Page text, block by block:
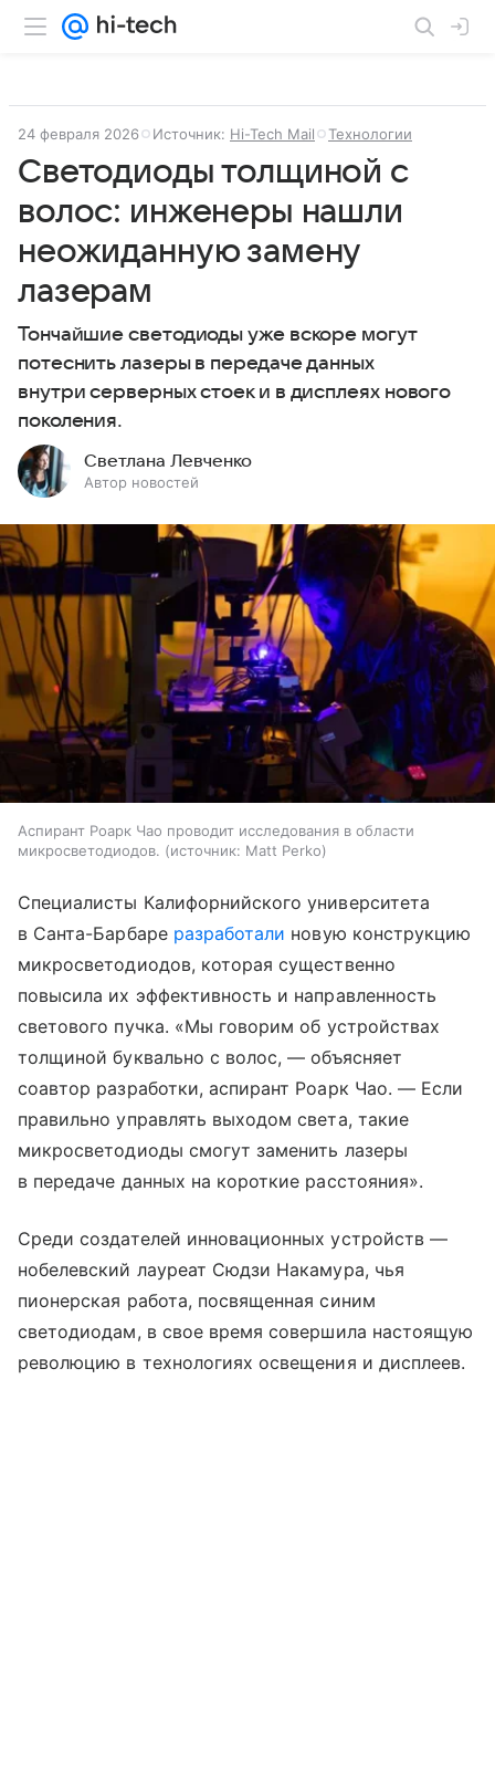
24 февраля 2026 Источник: Hi-Tech Mail Технологии
Светодиоды толщиной с
волос: инженеры нашли
неожиданную замену
лазерам
Тончайшие светодиоды уже вскоре могут
потеснить лазеры в передаче данных
внутри серверных стоек и в дисплеях нового
поколения.
Светлана Левченко
Автор новостей
Аспирант Роарк Чао проводит исследования в области
микросветодиодов.
источник: Matt Perko
Специалисты Калифорнийского университета
в Санта-Барбаре разработали новую конструкцию
микросветодиодов, которая существенно
повысила их эффективность и направленность
светового пучка. «Мы говорим об устройствах
толщиной буквально с волос, — объясняет
соавтор разработки, аспирант Роарк Чао. — Если
правильно управлять выходом света, такие
микросветодиоды смогут заменить лазеры
в передаче данных на короткие расстояния».
Среди создателей инновационных устройств —
нобелевский лауреат Сюдзи Накамура, чья
пионерская работа, посвященная синим
светодиодам, в свое время совершила настоящую
революцию в технологиях освещения и дисплеев.